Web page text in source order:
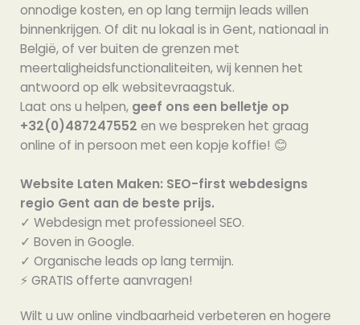
onnodige kosten, en op lang termijn leads willen
binnenkrijgen. Of dit nu lokaal is in Gent, nationaal in
België, of ver buiten de grenzen met
meertaligheidsfunctionaliteiten, wij kennen het
antwoord op elk websitevraagstuk.
Laat ons u helpen, geef ons een belletje op
+32(0)487247552 en we bespreken het graag
online of in persoon met een kopje koffie! 😊
Website Laten Maken: SEO-first webdesigns
regio Gent aan de beste prijs.
✓ Webdesign met professioneel SEO.
✓ Boven in Google.
✓ Organische leads op lang termijn.
⚡️ GRATIS offerte aanvragen!
Wilt u uw online vindbaarheid verbeteren en hogere